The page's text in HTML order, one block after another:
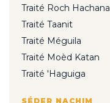
Traité Roch Hachana
Traité Taanit
Traité Méguila
Traité Moèd Katan
Traité 'Haguiga
SÉDER NACHIM